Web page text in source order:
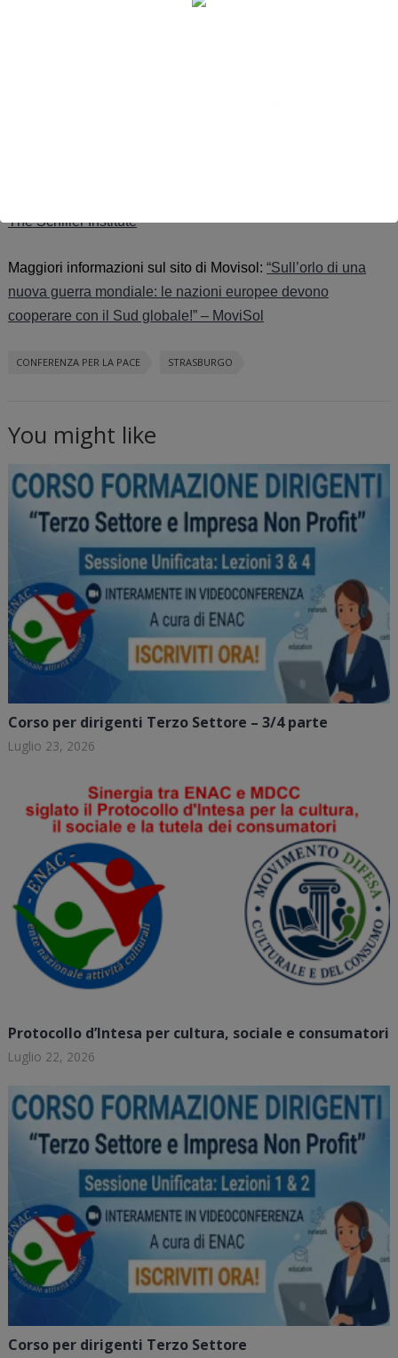
lanciare un messaggio chiaro ed inequivocabile:
The Schiller Institute
Maggiori informazioni sul sito di Movisol: “Sull’orlo di una
nuova guerra mondiale: le nazioni europee devono
cooperare con il Sud globale!” – MoviSol
CONFERENZA PER LA PACE STRASBURGO
You might like
Corso per dirigenti Terzo Settore – 3/4 parte
Luglio 23, 2026
Protocollo d’Intesa per cultura, sociale e consumatori
Luglio 22, 2026
Corso per dirigenti Terzo Settore